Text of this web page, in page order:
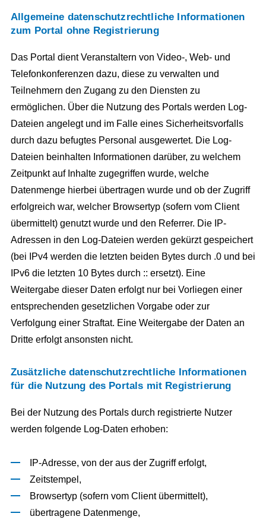
Allgemeine datenschutzrechtliche Informationen
zum Portal ohne Registrierung
Das Portal dient Veranstaltern von Video-, Web- und
Telefonkonferenzen dazu, diese zu verwalten und
Teilnehmern den Zugang zu den Diensten zu
ermöglichen. Über die Nutzung des Portals werden Log-
Dateien angelegt und im Falle eines Sicherheitsvorfalls
durch dazu befugtes Personal ausgewertet. Die Log-
Dateien beinhalten Informationen darüber, zu welchem
Zeitpunkt auf Inhalte zugegriffen wurde, welche
Datenmenge hierbei übertragen wurde und ob der Zugriff
erfolgreich war, welcher Browsertyp (sofern vom Client
übermittelt) genutzt wurde und den Referrer. Die IP-
Adressen in den Log-Dateien werden gekürzt gespeichert
(bei IPv4 werden die letzten beiden Bytes durch .0 und bei
IPv6 die letzten 10 Bytes durch :: ersetzt). Eine
Weitergabe dieser Daten erfolgt nur bei Vorliegen einer
entsprechenden gesetzlichen Vorgabe oder zur
Verfolgung einer Straftat. Eine Weitergabe der Daten an
Dritte erfolgt ansonsten nicht.
Zusätzliche datenschutzrechtliche Informationen
für die Nutzung des Portals mit Registrierung
Bei der Nutzung des Portals durch registrierte Nutzer
werden folgende Log-Daten erhoben:
IP-Adresse, von der aus der Zugriff erfolgt,
Zeitstempel,
Browsertyp (sofern vom Client übermittelt),
übertragene Datenmenge,